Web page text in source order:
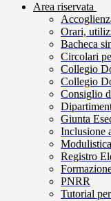
Area riservata
Orari,
Bacheca
Circolari
Collegio
Collegio
Consiglio
Giunta
Inclusione
Registro
PNRR
Tutorial